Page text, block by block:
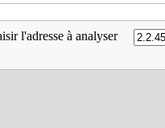
l'adresse à analyser